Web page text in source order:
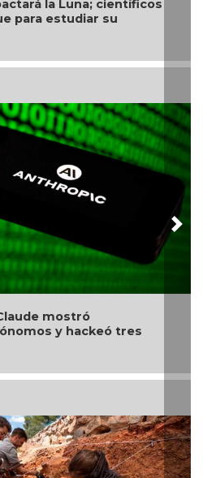
la Luna; científicos
para estudiar su
mostró
y hackeó tres